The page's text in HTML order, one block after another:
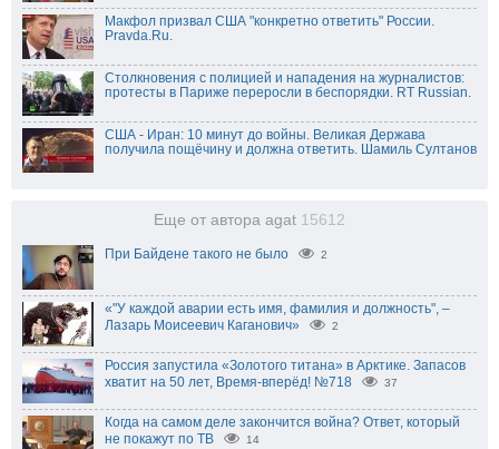
Макфол призвал США "конкретно ответить" России.
Pravda.Ru.
Столкновения с полицией и нападения на журналистов:
протесты в Париже переросли в беспорядки. RT Russian.
США - Иран: 10 минут до войны. Великая Держава
получила пощёчину и должна ответить. Шамиль Султанов
Еще от автора agat 15612
При Байдене такого не было 2
«"У каждой аварии есть имя, фамилия и должность", –
Лазарь Моисеевич Каганович»
2
Россия запустила «Золотого титана» в Арктике. Запасов
хватит на 50 лет, Время-вперёд! №718
37
Когда на самом деле закончится война? Ответ, который
не покажут по ТВ
14